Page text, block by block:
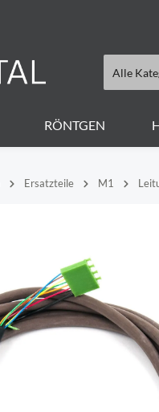
Alle
RÖNTGEN
Ersatzteile M1